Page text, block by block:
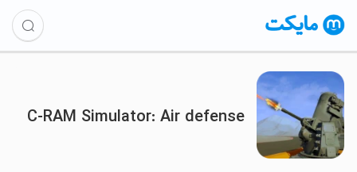
C-RAM Simulator: Air defense